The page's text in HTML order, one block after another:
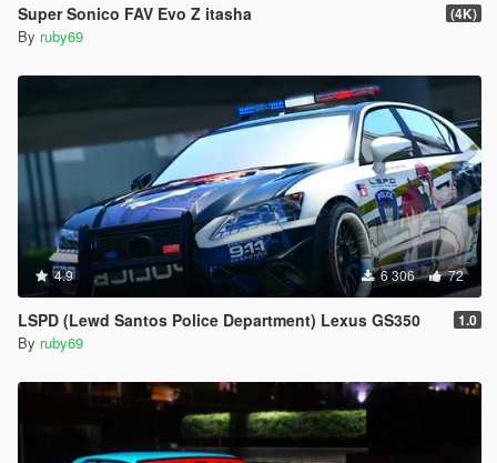
Super Sonico FAV Evo Z itasha (4K)
By ruby69
4.9 6 306 72
LSPD (Lewd Santos Police Department) Lexus GS350 1.0
By ruby69